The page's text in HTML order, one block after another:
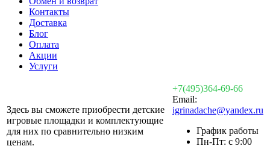
Контакты
Доставка
Блог
Оплата
Акции
Услуги
Здесь вы сможете приобрести детские
игровые площадки и комплектующие
для них по сравнительно низким
ценам.
+7(495)364-69-66
Email:
igrinadache@yandex.ru
График работы
Пн-Пт: с 9:00